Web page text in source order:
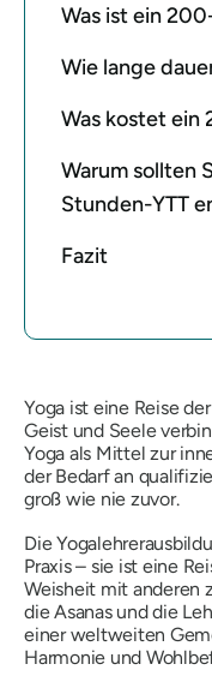
Was ist ein
Wie lange
Was kostet ein
Warum sollten
Stunden-YTT
Fazit
Yoga ist eine Reise
Geist und Seele
Yoga als Mittel zur
der Bedarf an
groß wie nie zuvor.
Die
Praxis – sie ist eine
Weisheit mit anderen
die Asanas und die
einer weltweiten
Harmonie und